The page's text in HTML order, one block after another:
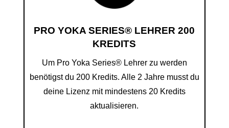
PRO YOKA SERIES® LEHRER 200
KREDITS
Um Pro Yoka Series® Lehrer zu werden
benötigst du 200 Kredits. Alle 2 Jahre musst du
deine Lizenz mit mindestens 20 Kredits
aktualisieren.